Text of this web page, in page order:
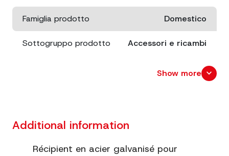
Famiglia prodotto Domestico
Sottogruppo prodotto Accessori e ricambi
cm. 16x20 x 40
Show more expand_more
Additional information
Récipient en acier galvanisé pour